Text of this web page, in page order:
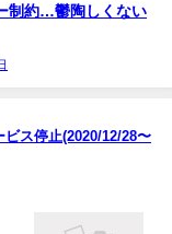
制約…鬱陶しくない
ビス停止(2020/12/28〜